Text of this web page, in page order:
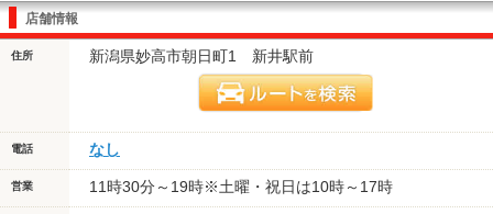
店舗情報
住所 新潟県妙高市朝日町1 新井駅前
電話 なし
営業 11時30分～19時※土曜・祝日は10時～17時